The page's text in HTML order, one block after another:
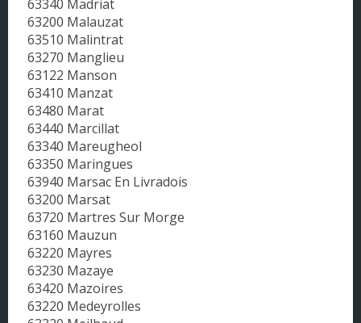
63340 Madriat
63200 Malauzat
63510 Malintrat
63270 Manglieu
63122 Manson
63410 Manzat
63480 Marat
63440 Marcillat
63340 Mareugheol
63350 Maringues
63940 Marsac En Livradois
63200 Marsat
63720 Martres Sur Morge
63160 Mauzun
63220 Mayres
63230 Mazaye
63420 Mazoires
63220 Medeyrolles